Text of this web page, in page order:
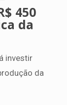
450
da
investir
da